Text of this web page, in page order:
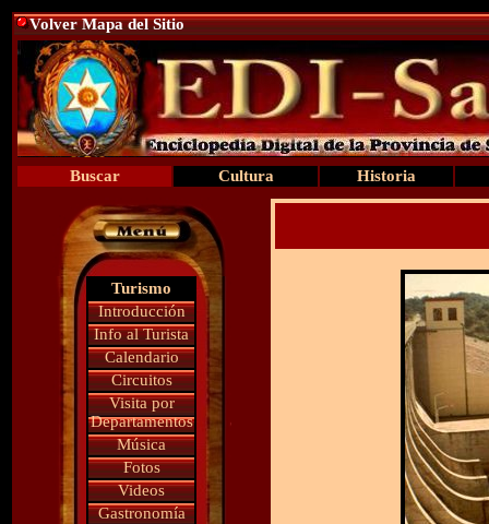
Volver Mapa del Sitio
Buscar Cultura Historia
Turismo
Introducción
Info al Turista
Calendario
Circuitos
Visita por
Departamentos
Música
Fotos
Videos
Gastronomía